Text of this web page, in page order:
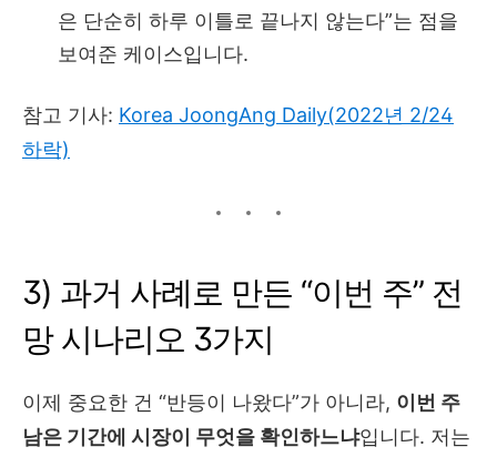
은 단순히 하루 이틀로 끝나지 않는다”는 점을
보여준 케이스입니다.
참고 기사: Korea JoongAng Daily(2022년 2/24
하락)
3) 과거 사례로 만든 “이번 주” 전
망 시나리오 3가지
이제 중요한 건 “반등이 나왔다”가 아니라, 이번 주
남은 기간에 시장이 무엇을 확인하느냐입니다. 저는